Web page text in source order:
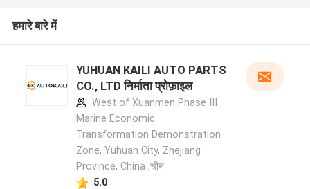
हमारे बारे में
YUHUAN KAILI AUTO PARTS
CO., LTD निर्माता प्रोफ़ाइल
West of Xuanmen Phase III
Marine Economic
Transformation Demonstration
Zone, Yuhuan City, Zhejiang
Province, China ,चीन
5.0